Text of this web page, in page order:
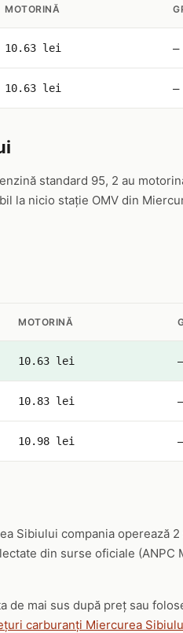
MOTORINĂ
10.63 lei —
10.63 lei —
standard 95, 2 au
la nicio stație OMV din
MOTORINĂ
10.63 lei —
10.83 lei —
10.98 lei —
Sibiului compania operează
din surse oficiale (ANPC
de mai sus după preț sau
carburanți Miercurea